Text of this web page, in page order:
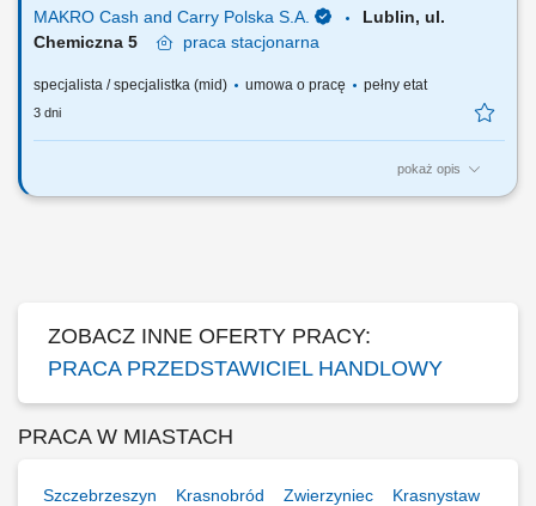
MAKRO Cash and Carry Polska S.A.
Lublin, ul.
Chemiczna 5
praca stacjonarna
specjalista / specjalistka (mid) umowa o pracę pełny etat
3 dni
pokaż opis
Twój zakres obowiązków: Aktywny kontakt z klientami sektora HoReCa
ZOBACZ INNE OFERTY PRACY:
PRACA PRZEDSTAWICIEL HANDLOWY
PRACA W MIASTACH
Szczebrzeszyn Krasnobród Zwierzyniec Krasnystaw